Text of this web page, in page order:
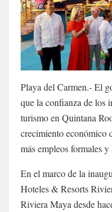
Playa del Carmen.- El
que la confianza de los
turismo en Quintana
crecimiento económico
más empleos formales
En el marco de la
Hoteles & Resorts
Riviera Maya desde